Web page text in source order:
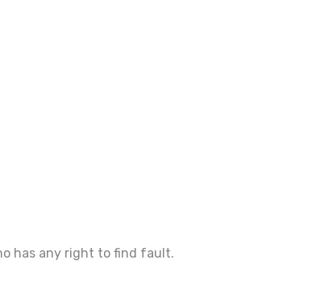
has any right to find fault.